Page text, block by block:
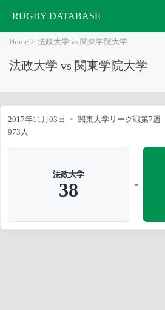
RUGBY DATABASE
Home 法政大学 vs 関東学院大学
法政大学 vs 関東学院大学
2017年11月03日 関東大学リーグ戦第7週
973人
法政大学
38 -